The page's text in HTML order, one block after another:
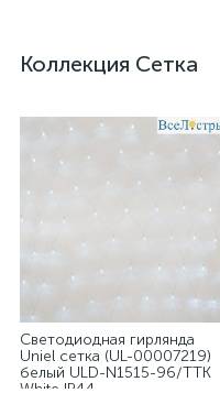
Коллекция Сетка
Светодиодная гирлянда
Uniel сетка (UL-00007219)
белый ULD-N1515-96/TTK
White IP44